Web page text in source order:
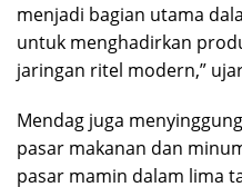
menjadi bagian utama
untuk menghadirkan
jaringan ritel modern,”
Mendag juga
pasar makanan dan
pasar mamin dalam lima